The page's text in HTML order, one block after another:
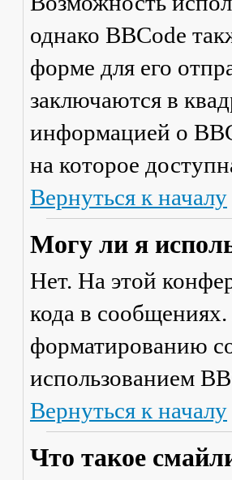
однако BBCode
форме для его
заключаются в
информацией о
на которое
Вернуться к началу
Могу ли я
Нет. На этой
кода в
форматированию
использованием
Вернуться к началу
Что такое